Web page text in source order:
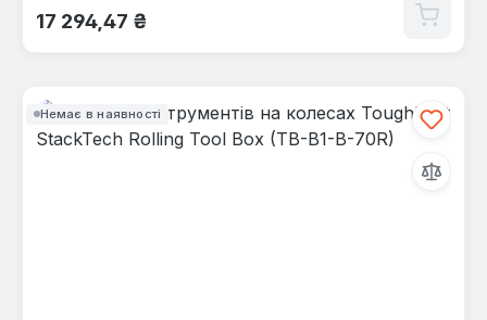
Звичайна ціна:
17 294,47 ₴
Немає в наявності